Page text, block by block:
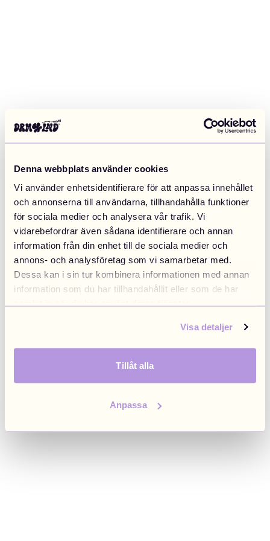
Denna webbplats använder cookies
Vi använder enhetsidentifierare för att anpassa innehållet
och annonserna till användarna, tillhandahålla funktioner
för sociala medier och analysera vår trafik. Vi
vidarebefordrar även sådana identifierare och annan
information från din enhet till de sociala medier och
annons- och analysföretag som vi samarbetar med.
Dessa kan i sin tur kombinera informationen med annan
information som du har tillhandahållit eller som de har
samlat in när du har använt deras tjänster.
Visa detaljer
Tillåt alla
Anpassa
Application error: a client-side exception has occurred (see the
browser console for more information).